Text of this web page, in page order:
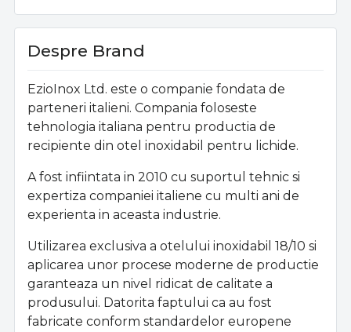
Despre Brand
EzioInox Ltd. este o companie fondata de
parteneri italieni. Compania foloseste
tehnologia italiana pentru productia de
recipiente din otel inoxidabil pentru lichide.
A fost infiintata in 2010 cu suportul tehnic si
expertiza companiei italiene cu multi ani de
experienta in aceasta industrie.
Utilizarea exclusiva a otelului inoxidabil 18/10 si
aplicarea unor procese moderne de productie
garanteaza un nivel ridicat de calitate a
produsului. Datorita faptului ca au fost
fabricate conform standardelor europene